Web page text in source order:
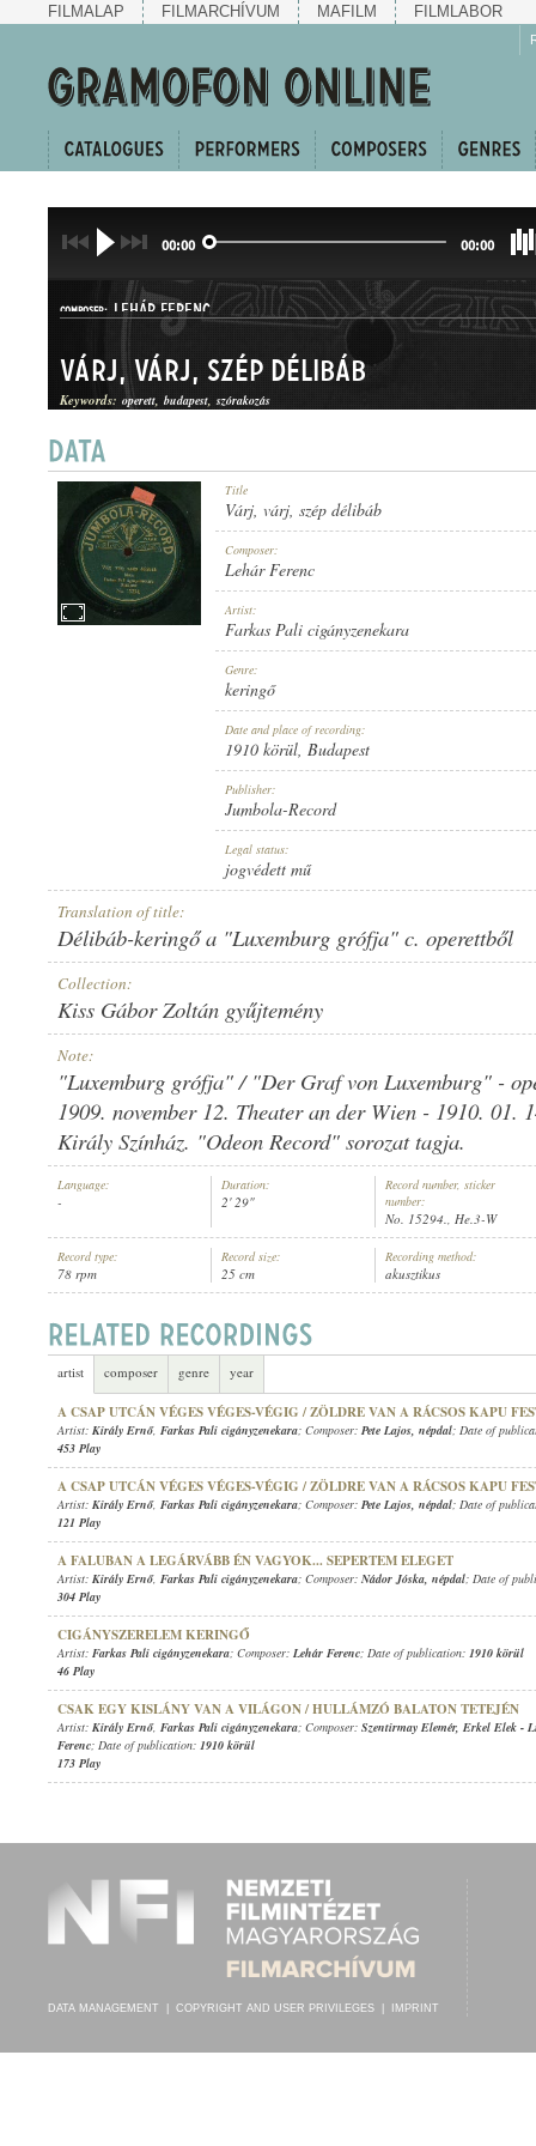
FILMALAP FILMARCHÍVUM MAFILM FILMLABOR
00:00 00:00
ARTIST: FARKAS PALI CIGÁNYZENEKARA
COMPOSER: LEHÁR FERENC
KERINGŐ
JUMBOLA-RECORD
Várj, várj, szép délibáb
Keywords: operett budapest szórakozás
Title
Várj, várj, szép délibáb
Composer:
Lehár Ferenc
Artist:
Farkas Pali cigányzenekara
Genre:
keringő
Date and place of recording:
1910 körül, Budapest
Publisher:
Jumbola-Record
Legal status:
jogvédett mű
Translation of title:
Délibáb-keringő a "Luxemburg grófja" c. operettből
Collection:
Kiss Gábor Zoltán gyűjtemény
Note:
"Luxemburg grófja" / "Der Graf von Luxemburg" -
1909. november 12. Theater an der Wien - 1910. 01.
Király Színház. "Odeon Record" sorozat tagja.
Language:
-
Duration:
2' 29"
Record number, sticker
number:
No. 15294., He.3-W
Record type:
78 rpm
Record size:
25 cm
Recording method:
akusztikus
artist composer genre year
A CSAP UTCÁN VÉGES VÉGES-VÉGIG / ZÖLDRE VAN A RÁCSOS KAPU
Artist: Király Ernő, Farkas Pali cigányzenekara; Composer: Pete Lajos, népdal; Date of
453 Play
A CSAP UTCÁN VÉGES VÉGES-VÉGIG / ZÖLDRE VAN A RÁCSOS KAPU
Artist: Király Ernő, Farkas Pali cigányzenekara; Composer: Pete Lajos, népdal; Date of
121 Play
A FALUBAN A LEGÁRVÁBB ÉN VAGYOK... SEPERTEM ELEGET
Artist: Király Ernő, Farkas Pali cigányzenekara; Composer: Nádor Jóska, népdal; Date of
304 Play
CIGÁNYSZERELEM KERINGŐ
Artist: Farkas Pali cigányzenekara; Composer: Lehár Ferenc; Date of publication: 1910 körül
46 Play
CSAK EGY KISLÁNY VAN A VILÁGON / HULLÁMZÓ BALATON TETEJÉN
Artist: Király Ernő, Farkas Pali cigányzenekara; Composer: Szentirmay Elemér, Erkel Elek -
Ferenc; Date of publication: 1910 körül
173 Play
DATA MANAGEMENT COPYRIGHT AND USER PRIVILEGES IMPRINT